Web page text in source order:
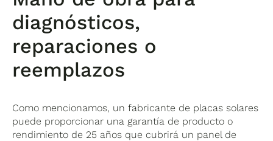
diagnósticos,
reparaciones o
reemplazos
Como mencionamos, un fabricante de placas solares
puede proporcionar una garantía de producto o
rendimiento de 25 años que cubrirá un panel de